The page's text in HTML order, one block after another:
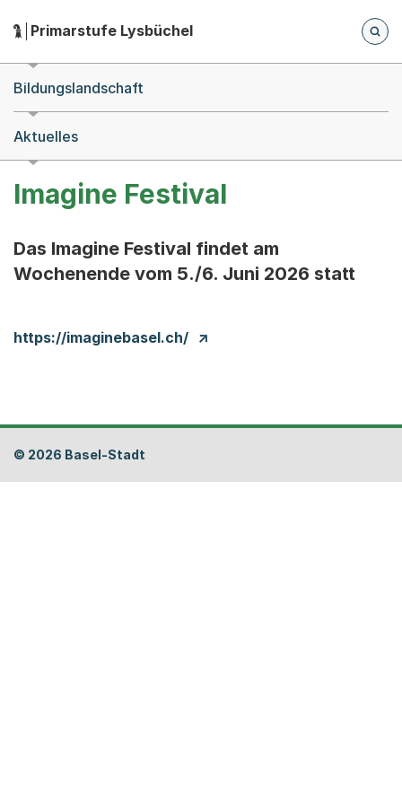
Hauptnavigation
Herausgeber:
Primarstufe Lysbüchel
Breadcrumb-Navigation
Bildungslandschaft
Aktuelles
Imagine Festival
Das Imagine Festival findet am
Wochenende vom 5./6. Juni 2026 statt
https://imaginebasel.ch/
Fusszeile
© 2026 Basel-Stadt